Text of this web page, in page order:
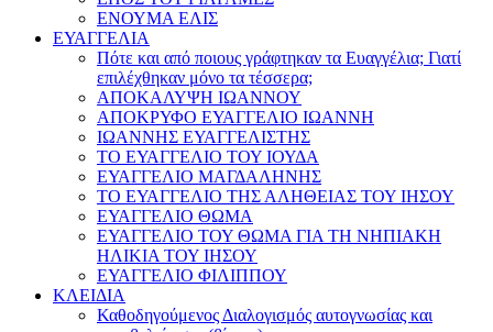
ΕΝΟΥΜΑ ΕΛΙΣ
ΕΥΑΓΓΕΛΙΑ
Πότε και από ποιους γράφτηκαν τα Ευαγγέλια; Γιατί
επιλέχθηκαν μόνο τα τέσσερα;
ΑΠΟΚΑΛΥΨΗ ΙΩΑΝΝΟΥ
ΑΠΟΚΡΥΦΟ ΕΥΑΓΓΕΛΙΟ ΙΩΑΝΝΗ
ΙΩΑΝΝΗΣ ΕΥΑΓΓΕΛΙΣΤΗΣ
ΤΟ ΕΥΑΓΓΕΛΙΟ ΤΟΥ ΙΟΥΔΑ
ΕΥΑΓΓΕΛΙΟ ΜΑΓΔΑΛΗΝΗΣ
ΤΟ ΕΥΑΓΓΕΛΙΟ ΤΗΣ ΑΛΗΘΕΙΑΣ ΤΟΥ ΙΗΣΟΥ
ΕΥΑΓΓΕΛΙΟ ΘΩΜΑ
ΕΥΑΓΓΕΛΙΟ ΤΟΥ ΘΩΜΑ ΓΙΑ ΤΗ ΝΗΠΙΑΚΗ
ΗΛΙΚΙΑ ΤΟΥ ΙΗΣΟΥ
ΕΥΑΓΓΕΛΙΟ ΦΙΛΙΠΠΟΥ
ΚΛΕΙΔΙΑ
Καθοδηγούμενος Διαλογισμός αυτογνωσίας και